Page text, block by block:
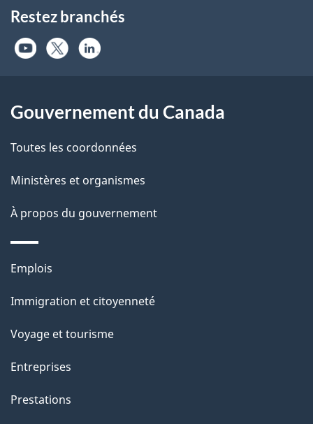
Restez branchés
Gouvernement du Canada
Toutes les coordonnées
Ministères et organismes
À propos du gouvernement
Thèmes
sujets
Emplois
Immigration et citoyenneté
Voyage et tourisme
Entreprises
Prestations